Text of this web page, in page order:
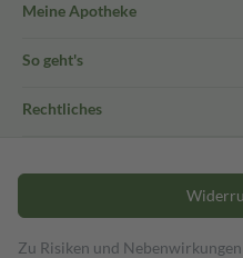
Meine Apotheke
So geht's
Rechtliches
Zu Risiken und